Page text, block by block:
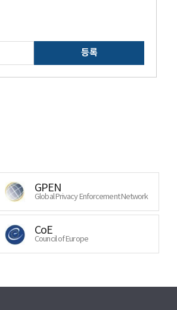
등록
GPEN
Global Privacy Enforcement Network
CoE
Council of Europe